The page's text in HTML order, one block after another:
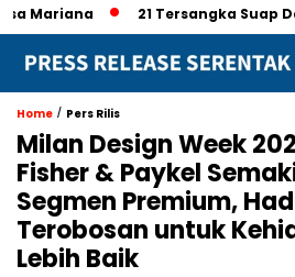
21 Tersangka Suap
Home / Pers Rilis
Milan Design Week
Fisher & Paykel
Segmen Premium,
Terobosan untuk
Lebih Baik